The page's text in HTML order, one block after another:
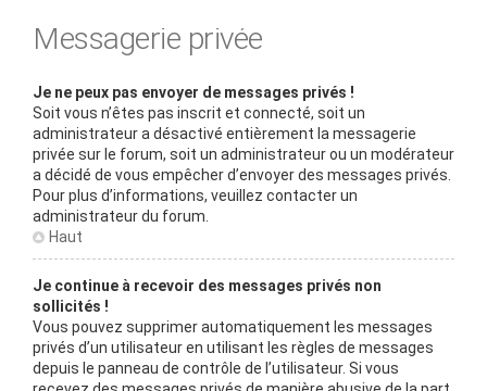
Messagerie privée
Je ne peux pas envoyer de messages privés !
Soit vous n’êtes pas inscrit et connecté, soit un
administrateur a désactivé entièrement la messagerie
privée sur le forum, soit un administrateur ou un modérateur
a décidé de vous empêcher d’envoyer des messages privés.
Pour plus d’informations, veuillez contacter un
administrateur du forum.
Haut
Je continue à recevoir des messages privés non
sollicités !
Vous pouvez supprimer automatiquement les messages
privés d’un utilisateur en utilisant les règles de messages
depuis le panneau de contrôle de l’utilisateur. Si vous